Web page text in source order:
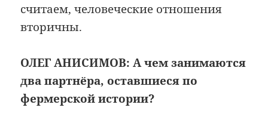
считаем, человеческие отношения
вторичны.
ОЛЕГ АНИСИМОВ: А чем занимаются
два партнёра, оставшиеся по
фермерской истории?